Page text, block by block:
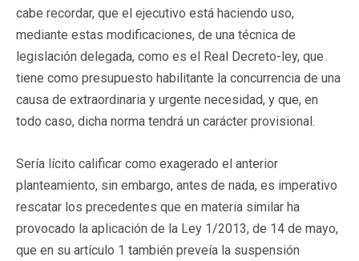
cabe recordar, que el ejecutivo está haciendo uso,
mediante estas modificaciones, de una técnica de
legislación delegada, como es el Real Decreto-ley, que
tiene como presupuesto habilitante la concurrencia de una
causa de extraordinaria y urgente necesidad, y que, en
todo caso, dicha norma tendrá un carácter provisional.
Sería lícito calificar como exagerado el anterior
planteamiento, sin embargo, antes de nada, es imperativo
rescatar los precedentes que en materia similar ha
provocado la aplicación de la Ley 1/2013, de 14 de mayo,
que en su artículo 1 también preveía la suspensión